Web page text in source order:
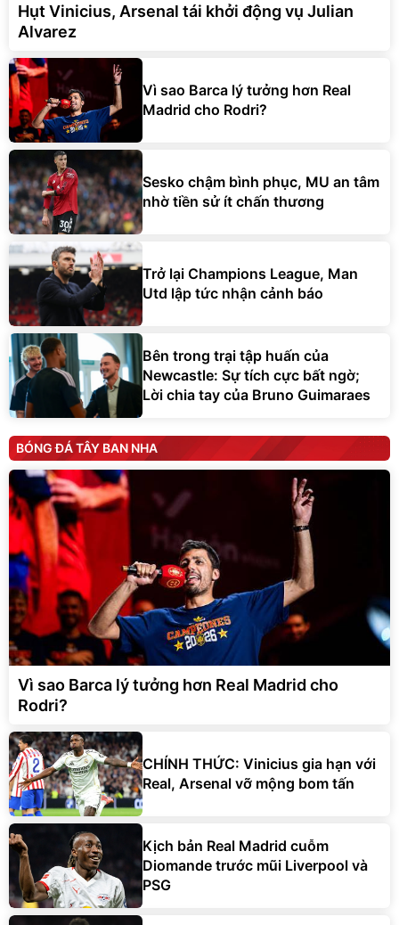
Hụt Vinicius, Arsenal tái khởi động vụ Julian
Alvarez
Vì sao Barca lý tưởng hơn Real
Madrid cho Rodri?
Sesko chậm bình phục, MU an tâm
nhờ tiền sử ít chấn thương
Trở lại Champions League, Man
Utd lập tức nhận cảnh báo
Bên trong trại tập huấn của
Newcastle: Sự tích cực bất ngờ;
Lời chia tay của Bruno Guimaraes
BÓNG ĐÁ TÂY BAN NHA
Vì sao Barca lý tưởng hơn Real Madrid cho
Rodri?
CHÍNH THỨC: Vinicius gia hạn với
Real, Arsenal vỡ mộng bom tấn
Kịch bản Real Madrid cuỗm
Diomande trước mũi Liverpool và
PSG